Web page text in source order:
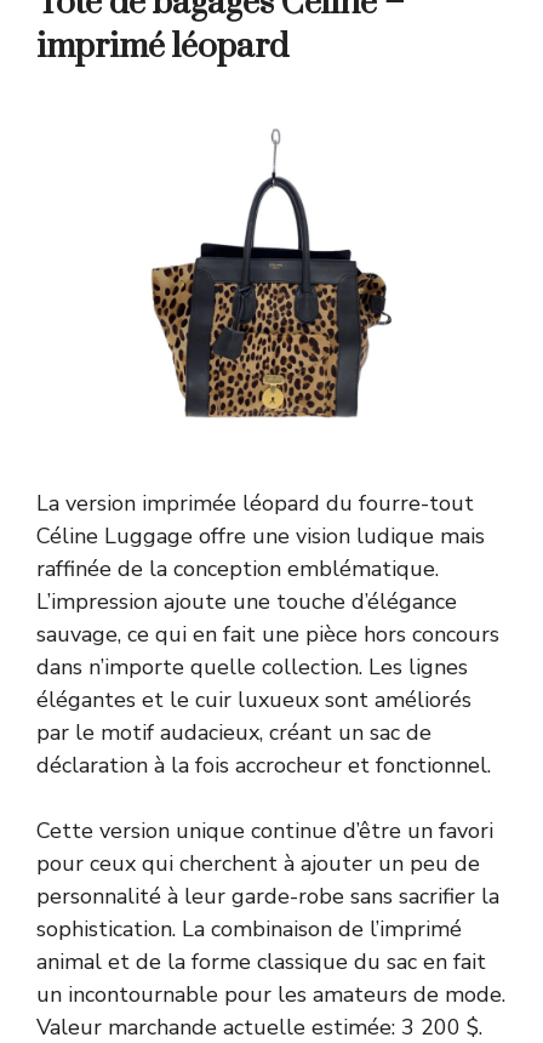
imprimé léopard
La version imprimée léopard du fourre-tout
Céline Luggage offre une vision ludique mais
raffinée de la conception emblématique.
L’impression ajoute une touche d’élégance
sauvage, ce qui en fait une pièce hors concours
dans n’importe quelle collection. Les lignes
élégantes et le cuir luxueux sont améliorés
par le motif audacieux, créant un sac de
déclaration à la fois accrocheur et fonctionnel.
Cette version unique continue d’être un favori
pour ceux qui cherchent à ajouter un peu de
personnalité à leur garde-robe sans sacrifier la
sophistication. La combinaison de l’imprimé
animal et de la forme classique du sac en fait
un incontournable pour les amateurs de mode.
Valeur marchande actuelle estimée: 3 200 $.